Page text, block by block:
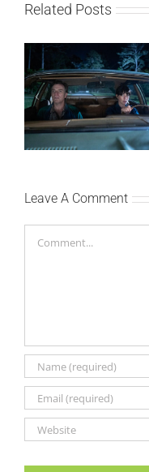
Related Posts
SF NIGHT: POSLEDNJI
DANI ULICE
HRASTOVA u Concept
Cinema i CineStar
bioskopima 12. avgusta
Leave A Comment